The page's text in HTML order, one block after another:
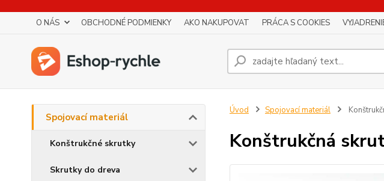
O NÁS OBCHODNÉ PODMIENKY AKO NAKUPOVAT PRÁCA S COOKIES
Spojovací materiál
Konštrukčné skrutky
Skrutky do dreva
Úvod Spojovací materiál
Konštrukčná